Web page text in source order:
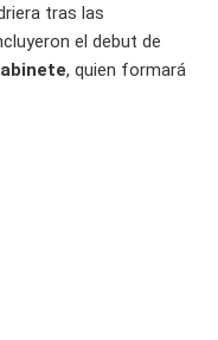
tras las
el debut de
, quien formará